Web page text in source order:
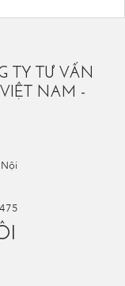
TY TƯ VẤN
NAM -